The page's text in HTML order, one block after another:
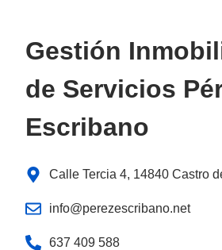
Gestión
de Servicios
Escribano
Calle Tercia 4, 14840 Castro
info@perezescribano.net
637 409 588